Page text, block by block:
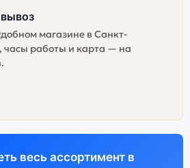
магазине в Санкт-
часы работы и карта — на
весь ассортимент в